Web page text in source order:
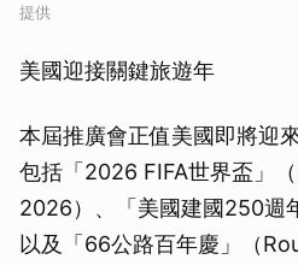
提供
美國迎接關鍵旅遊年
本屆推廣會正值美國即將迎
包括「2026 FIFA世界盃」
2026）、「美國建國250週
以及「66公路百年慶」（